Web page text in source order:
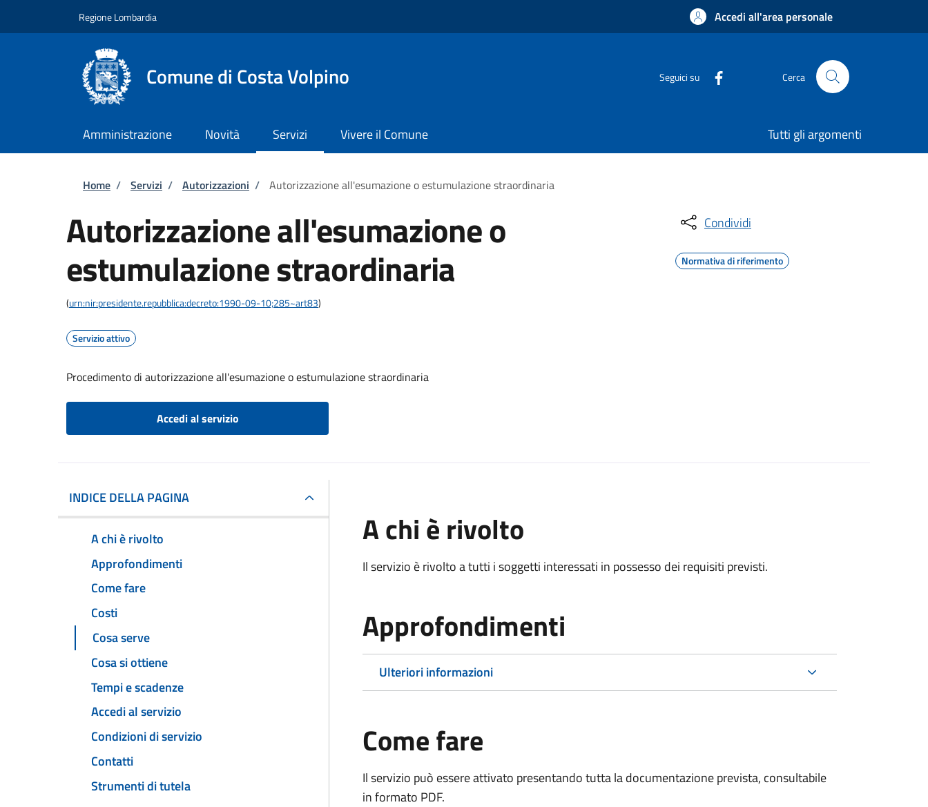
Regione Lombardia Accedi all'area personale
Comune di Costa Volpino Seguici su Cerca
Amministrazione Novità Servizi Vivere il Comune Tutti gli argomenti
Briciole di pane
Home / Servizi / Autorizzazioni / Autorizzazione all'esumazione o estumulazione straordinaria
Autorizzazione all'esumazione o
estumulazione straordinaria
(urn:nir:presidente.repubblica:decreto:1990-09-10;285~art83)
Servizio attivo
Procedimento di autorizzazione all'esumazione o estumulazione straordinaria
Accedi al servizio
Condividi
Normativa di riferimento
INDICE DELLA PAGINA
A chi è rivolto
Approfondimenti
Come fare
Costi
Cosa serve
Cosa si ottiene
Tempi e scadenze
Accedi al servizio
Condizioni di servizio
Contatti
Strumenti di tutela
A chi è rivolto
Il servizio è rivolto a tutti i soggetti interessati in possesso dei requisiti previsti.
Approfondimenti
Ulteriori informazioni
Come fare
Il servizio può essere attivato presentando tutta la documentazione prevista, consultabile
in formato PDF.